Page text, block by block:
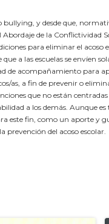
y desde que,
de la Conflictividad
para eliminar el
a las escuelas se envíen
de acompañamiento para
as, a fin de prevenir o
que no están
a los demás. Aunque
fin, como un aporte y
del acoso escolar.